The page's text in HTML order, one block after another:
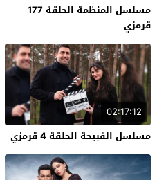
مسلسل المنظمة الحلقة 177
قرمزي
02:17:12
مسلسل القبيحة الحلقة 4 قرمزي